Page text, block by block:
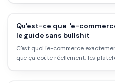
Qu'est-ce que l'e-
le guide sans bullshit
C'est quoi l'e-commerce
que ça coûte réellement, les